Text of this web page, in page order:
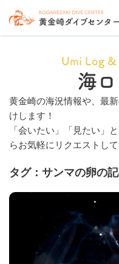
Umi Log &
海
黄金崎の海況情報や、最
けします！
「会いたい」「見たい」
らお気軽にリクエストして
タグ：サンマの卵の